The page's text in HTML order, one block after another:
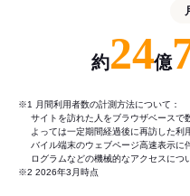
約24億
※1 月間利用者数の計測方法について：
サイトを訪れた人をブラウザベースで
よっては一定期間経過後に再訪した
バイル端末のウェブページ高速表示
ログラムなどの機械的なアクセスにつ
※2 2026年3月時点